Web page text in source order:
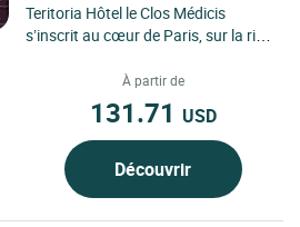
Teritoria Hôtel le Clos Médicis
s’inscrit au cœur de Paris, sur la rive
À partir de
131.71 USD
Découvrir